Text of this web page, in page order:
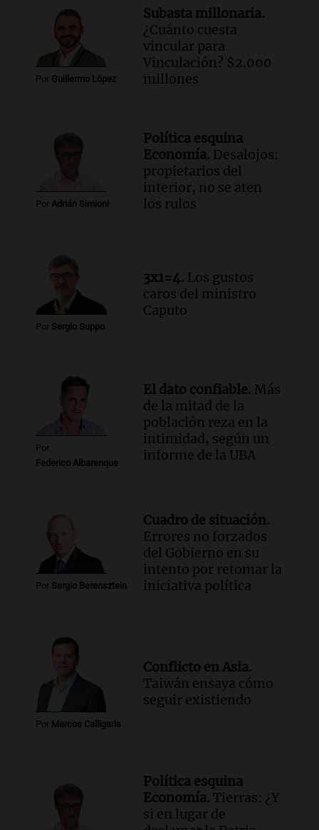
Episodios
Audio.Mateo, a los 25 años, lucha
contra el tiempo: necesita un trasplante
para poder seguir viviend
Estiman que la inflación nacional
de julio será menor al 2,9% registrado
en CABA
Una mañana para todos
Episodios
Una mañana para todos
Episodios
Audio.Chile planteó mejorar la
conectividad fronteriza, aérea y digital
con Jujuy
Por Guillermo López
Subasta millonaria.
¿Cuánto cuesta
vincular para
Vinculación? $2.000
millones
Por Adrián Simioni
Política esquina
Economía. Desalojos:
propietarios del
interior, no se aten
los rulos
Por Sergio Suppo
3x1=4. Los gustos
caros del ministro
Caputo
Por
Federico Albarenque
El dato confiable. Más
de la mitad de la
población reza en la
intimidad, según un
informe de la UBA
Por Sergio Berensztein
Cuadro de situación.
Errores no forzados
del Gobierno en su
intento por retomar la
iniciativa política
Por Marcos Calligaris
Conflicto en Asia.
Taiwán ensaya cómo
seguir existiendo
Política esquina
Economía. Tierras: ¿Y
si en lugar de